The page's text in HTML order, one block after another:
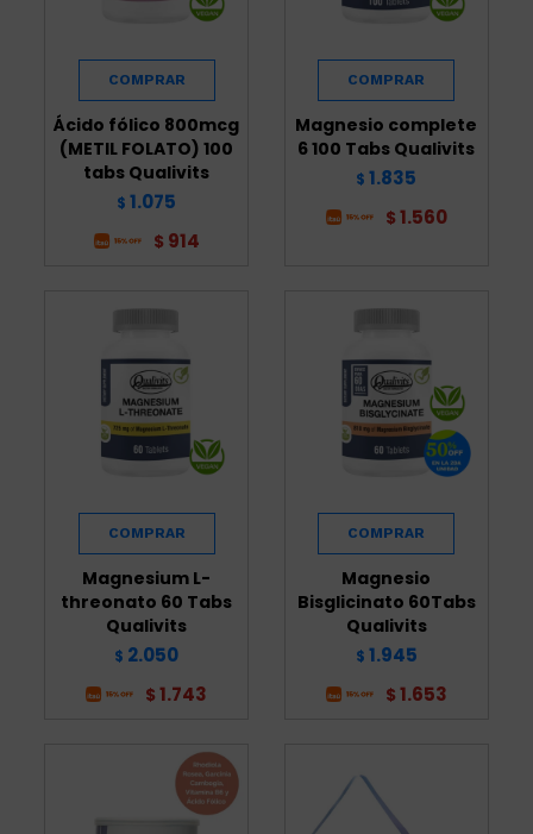
Ácido fólico 800mcg
(METIL FOLATO) 100
tabs Qualivits
$ 1.075
$ 914
Magnesio complete
6 100 Tabs Qualivits
$ 1.835
$ 1.560
Magnesium L-
threonato 60 Tabs
Qualivits
$ 2.050
$ 1.743
Magnesio
Bisglicinato 60Tabs
Qualivits
$ 1.945
$ 1.653